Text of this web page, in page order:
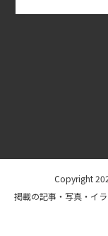
Copyright
掲載の記事・写真・イ